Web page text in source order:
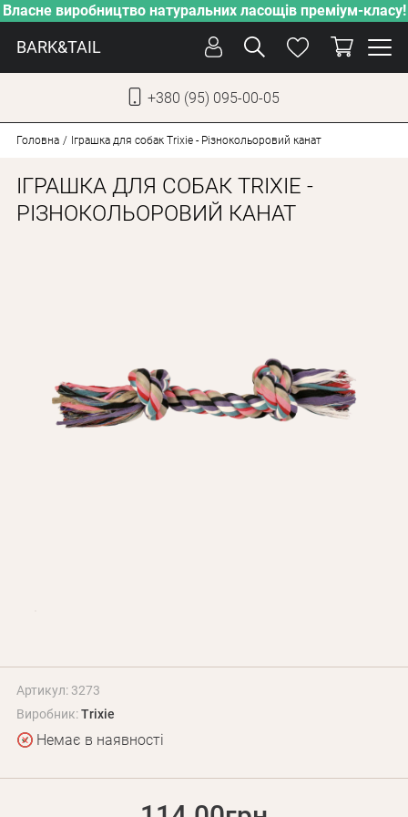
Власне виробництво натуральних ласощів преміум-класу!
BARK&TAIL
+380 (95) 095-00-05
СОБАКИ
КОТИ
Оплата і доставка
Головна Іграшка для собак Trixie - Різнокольоровий канат
ІГРАШКА ДЛЯ СОБАК TRIXIE -
РІЗНОКОЛЬОРОВИЙ КАНАТ
Артикул: 3273
Виробник:Trixie
Немає в наявності